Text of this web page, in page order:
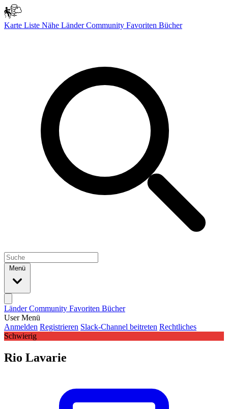
Karte Liste Nähe LänderCommunity Favoriten Bücher
Menü
LänderCommunity Favoriten Bücher
User Menü
Anmelden Registrieren Slack-Channel beitreten Rechtliches
Schwierig
Rio Lavarie